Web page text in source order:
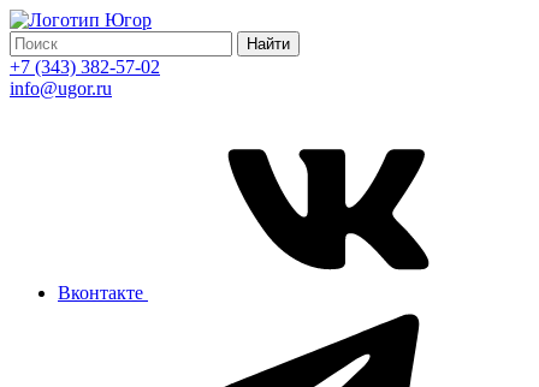
Найти
+7 (343) 382-57-02
info@ugor.ru
Вконтакте